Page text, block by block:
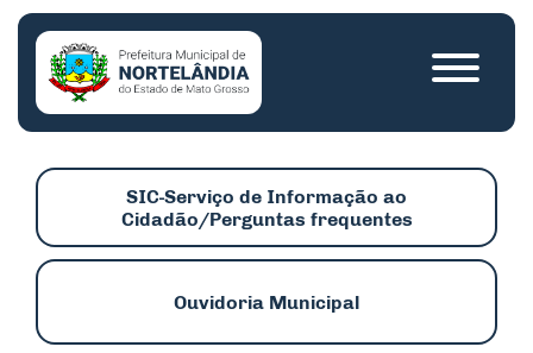
SIC-Serviço de Informação ao
Cidadão/Perguntas frequentes
Ouvidoria Municipal
Seção do menu